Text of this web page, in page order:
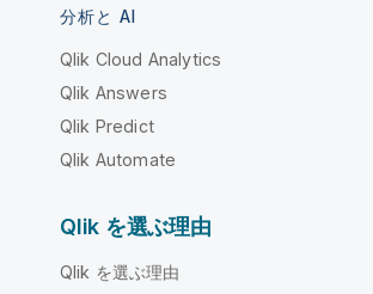
分析と AI
Qlik Cloud Analytics
Qlik Answers
Qlik Predict
Qlik Automate
Qlik を選ぶ理由
Qlik を選ぶ理由